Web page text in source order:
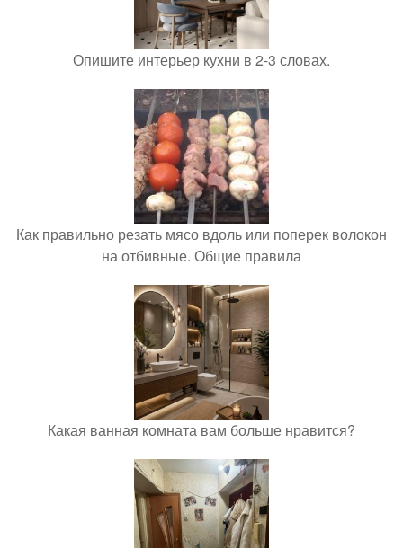
Опишите интерьер кухни в 2-3 словах.
Как правильно резать мясо вдоль или поперек волокон
на отбивные. Общие правила
Какая ванная комната вам больше нравится?